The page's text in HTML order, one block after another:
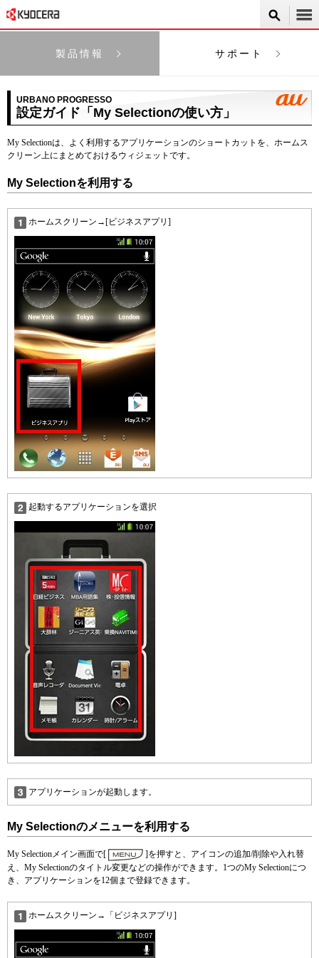
製品情報 サポート
URBANO PROGRESSO
設定ガイド「My Selectionの使い方」
My Selectionは、よく利用するアプリケーションのショートカットを、ホームス
クリーン上にまとめておけるウィジェットです。
My Selectionを利用する
ホームスクリーン→[ビジネスアプリ]
起動するアプリケーションを選択
アプリケーションが起動します。
My Selectionのメニューを利用する
My Selectionメイン画面で[
]を押すと、アイコンの追加/削除や入れ替
え、My Selectionのタイトル変更などの操作ができます。1つのMy Selectionにつ
き、アプリケーションを12個まで登録できます。
ホームスクリーン→「ビジネスアプリ]